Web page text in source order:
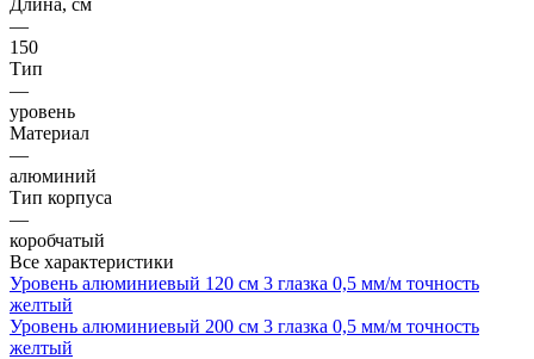
—
150
Тип
—
уровень
Материал
—
алюминий
Тип корпуса
—
коробчатый
Все характеристики
Уровень алюминиевый 120 см 3 глазка 0,5 мм/м точность
желтый
Уровень алюминиевый 200 см 3 глазка 0,5 мм/м точность
желтый